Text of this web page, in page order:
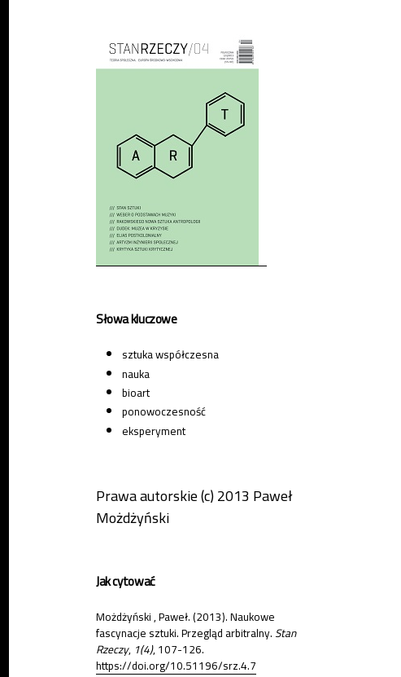
Cover image
Słowa kluczowe
sztuka współczesna
nauka
bioart
ponowoczesność
eksperyment
Prawa autorskie (c) 2013 Paweł
Możdżyński
Jak cytować
Możdżyński , Paweł. (2013). Naukowe
fascynacje sztuki. Przegląd arbitralny.Stan
Rzeczy, 1(4), 107-126.
https://doi.org/10.51196/srz.4.7